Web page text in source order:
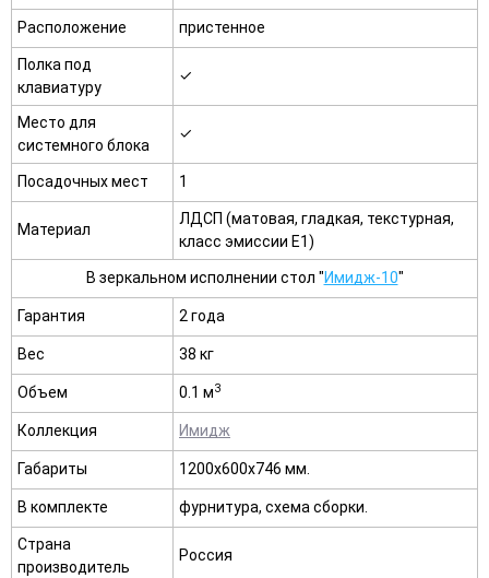
Расположение пристенное
Полка под
клавиатуру
✓
Место для
системного блока
✓
Посадочных мест 1
Материал
ЛДСП (матовая, гладкая, текстурная,
класс эмиссии E1)
В зеркальном исполнении стол "Имидж-10"
Гарантия 2 года
Вес 38 кг
Объем 0.1 м3
Коллекция Имидж
Габариты 1200х600х746 мм.
В комплекте фурнитура, схема сборки.
Страна
производитель
Россия